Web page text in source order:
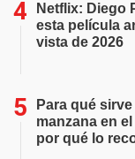
Netflix: Diego
esta película
vista de 2026
Para qué
manzana en
por qué lo